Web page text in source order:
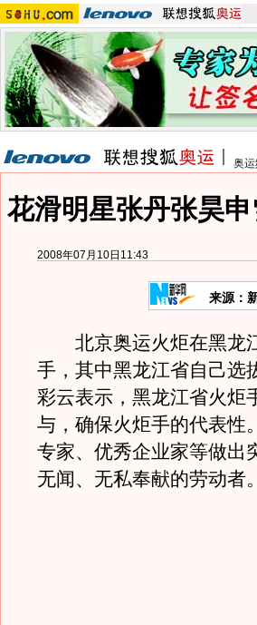
奥
花滑明星张丹张昊
2008年07月10日11:43
来源：
北京奥运火炬在黑龙
手，其中黑龙江省自己选
彩云表示，黑龙江省火炬
与，确保火炬手的代表性
专家、优秀企业家等做出
无闻、无私奉献的劳动者。